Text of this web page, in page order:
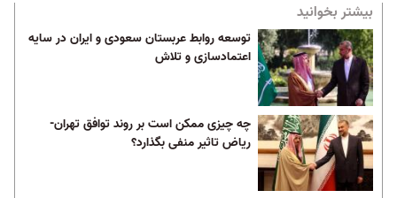
بیشتر بخوانید
توسعه روابط عربستان سعودی و ایران در سایه
اعتمادسازی و تلاش
چه چیزی ممکن است بر روند توافق تهران-
ریاض تاثیر منفی بگذارد؟